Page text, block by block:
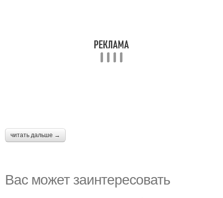
читать дальше →
Вас может заинтересовать